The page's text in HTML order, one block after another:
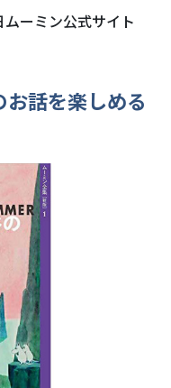
ーミン公式サイト
お話を楽しめる